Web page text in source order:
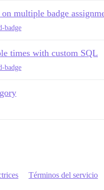
multiple badge
badge
times with custom SQL
badge
Términos del servicio